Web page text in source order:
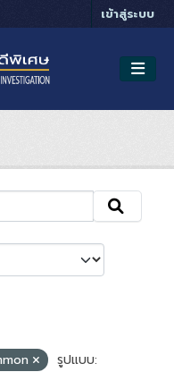
เข้าสู่ระบบ
รูปแบบ: